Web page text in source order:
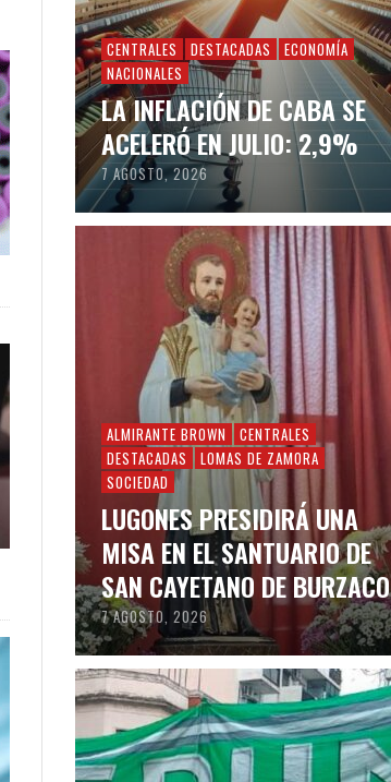
CENTRALES DESTACADAS
ECONOMÍA
NACIONALES
LA INFLACIÓN DE CABA SE
ACELERÓ EN JULIO: 2,9%
7 AGOSTO, 2026
ALMIRANTE BROWN
CENTRALES
DESTACADAS
LOMAS DE ZAMORA
SOCIEDAD
LUGONES PRESIDIRÁ UNA
MISA EN EL SANTUARIO DE
SAN CAYETANO DE BURZACO
7 AGOSTO, 2026